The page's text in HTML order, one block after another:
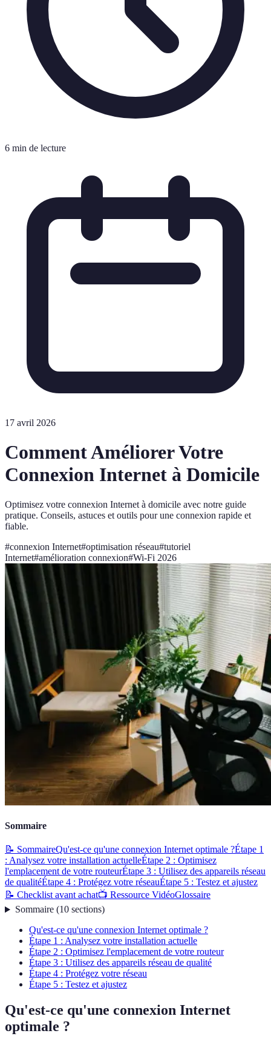
6 min de lecture
17 avril 2026
Comment Améliorer Votre
Connexion Internet à Domicile
Optimisez votre connexion Internet à domicile avec notre guide
pratique. Conseils, astuces et outils pour une connexion rapide et
fiable.
#connexion Internet#optimisation réseau#tutoriel
Internet#amélioration connexion#Wi-Fi 2026
Sommaire
📝 SommaireQu'est-ce qu'une connexion Internet optimale ?Étape 1
: Analysez votre installation actuelleÉtape 2 : Optimisez
l'emplacement de votre routeurÉtape 3 : Utilisez des appareils réseau
de qualitéÉtape 4 : Protégez votre réseauÉtape 5 : Testez et ajustez
📝 Checklist avant achat📺 Ressource VidéoGlossaire
Sommaire(10 sections)
Qu'est-ce qu'une connexion Internet optimale ?
Étape 1 : Analysez votre installation actuelle
Étape 2 : Optimisez l'emplacement de votre routeur
Étape 3 : Utilisez des appareils réseau de qualité
Étape 4 : Protégez votre réseau
Étape 5 : Testez et ajustez
Qu'est-ce qu'une connexion Internet
optimale ?